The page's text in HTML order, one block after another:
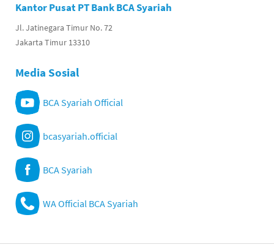
Kantor Pusat PT Bank BCA Syariah
Jl. Jatinegara Timur No. 72
Jakarta Timur 13310
Media Sosial
BCA Syariah Official
bcasyariah.official
BCA Syariah
WA Official BCA Syariah